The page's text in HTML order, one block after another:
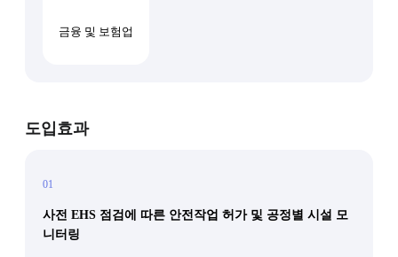
금융 및 보험업
도입효과
01
사전 EHS 점검에 따른 안전작업 허가 및 공정별 시설 모
니터링